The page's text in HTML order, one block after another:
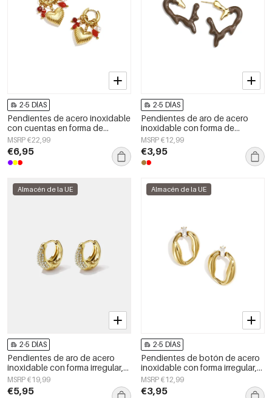
2-5 DÍAS
Pendientes de acero inoxidable
con cuentas en forma de
corazón, sencillos, de la serie
Daily Simple. Joyería para mujer.
MSRP €22,99
€6,95
2-5 DÍAS
Pendientes de aro de acero
inoxidable con forma de
corazón, sencillos, de la serie
Daily Simple, joyería para mujer.
MSRP €12,99
€3,95
Almacén de la UE
2-5 DÍAS
Pendientes de aro de acero
inoxidable con forma irregular,
sencillos, de la serie Daily
Simple, joyería para mujer.
MSRP €19,99
€5,95
Almacén de la UE
2-5 DÍAS
Pendientes de botón de acero
inoxidable con forma irregular,
sencillos, de la serie Daily
Simple, joyería para mujer.
MSRP €12,99
€3,95